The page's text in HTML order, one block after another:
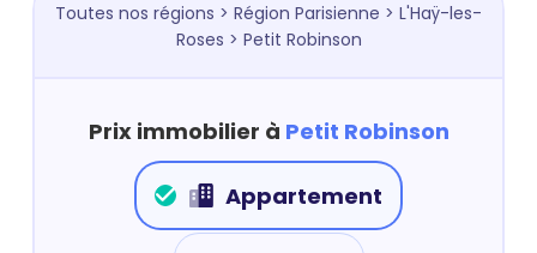
Toutes nos régions > Région Parisienne > L'Haÿ-les-
Roses > Petit Robinson
Prix immobilier à Petit Robinson
Appartement